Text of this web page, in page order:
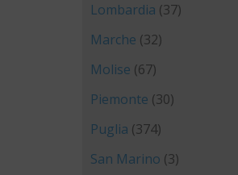
Lombardia (37)
Marche (32)
Molise (67)
Piemonte (30)
Puglia (374)
San Marino (3)